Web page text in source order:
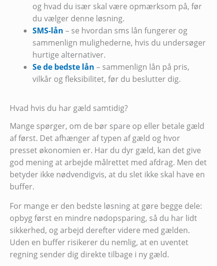
og hvad du især skal være opmærksom på, før
du vælger denne løsning.
SMS-lån – se hvordan sms lån fungerer og
sammenlign mulighederne, hvis du undersøger
hurtige alternativer.
Se de bedste lån – sammenlign lån på pris,
vilkår og fleksibilitet, før du beslutter dig.
Hvad hvis du har gæld samtidig?
Mange spørger, om de bør spare op eller betale gæld
af først. Det afhænger af typen af gæld og hvor
presset økonomien er. Har du dyr gæld, kan det give
god mening at arbejde målrettet med afdrag. Men det
betyder ikke nødvendigvis, at du slet ikke skal have en
buffer.
For mange er den bedste løsning at gøre begge dele:
opbyg først en mindre nødopsparing, så du har lidt
sikkerhed, og arbejd derefter videre med gælden.
Uden en buffer risikerer du nemlig, at en uventet
regning sender dig direkte tilbage i ny gæld.